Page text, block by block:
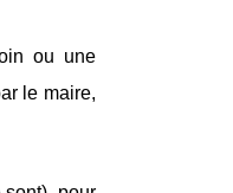
ou une
le maire,